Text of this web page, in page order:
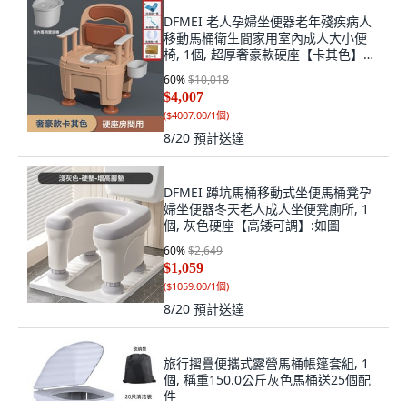
DFMEI 老人孕婦坐便器老年殘疾病人
移動馬桶衛生間家用室內成人大小便
椅, 1個, 超厚奢豪款硬座【卡其色】可
旋轉升降-盛尿桶：蹲廁用【承重50:如
圖
60%$10,018
$4,007
($4007.00/1個)
8/20 預計送達
DFMEI 蹲坑馬桶移動式坐便馬桶凳孕
婦坐便器冬天老人成人坐便凳廁所, 1
個, 灰色硬座【高矮可調】:如圖
60%$2,649
$1,059
($1059.00/1個)
8/20 預計送達
旅行摺疊便攜式露營馬桶帳篷套組, 1
個, 稱重150.0公斤灰色馬桶送25個配
件